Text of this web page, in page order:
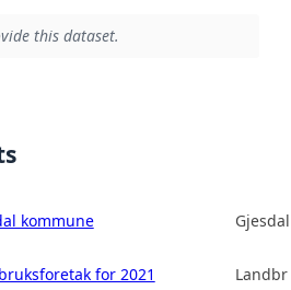
this dataset.
kommune
for 2021